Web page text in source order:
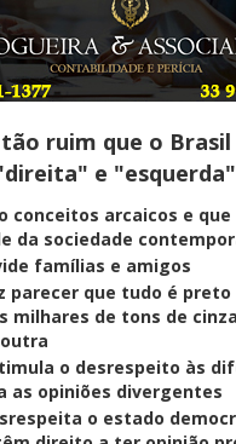
Entenda
Pix Pensão Alimentícia:
e como solicitar
Saúde Mental
Plataforma oferece
mental para jovens no
Definido
PT lança Patrus Ananias
ao governo de Minas
ruim que o
e
conceitos arcaicos e
da sociedade
famílias e amigos
parecer que tudo é preto
milhares de tons de
o desrespeito às
as opiniões divergentes
o estado